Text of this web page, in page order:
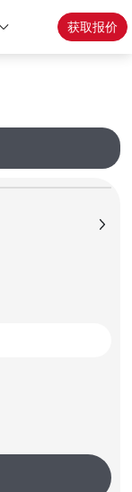
获取报价